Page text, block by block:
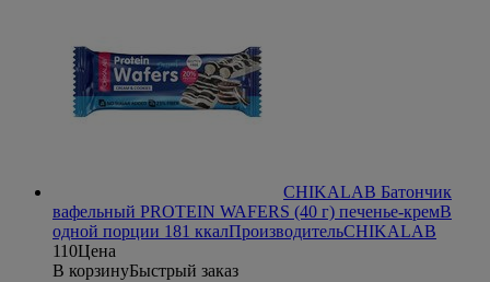
CHIKALAB Батончик
вафельный PROTEIN WAFERS (40 г) печенье-кремВ
одной порции 181 ккалПроизводительCHIKALAB
110Цена
В корзинуБыстрый заказ